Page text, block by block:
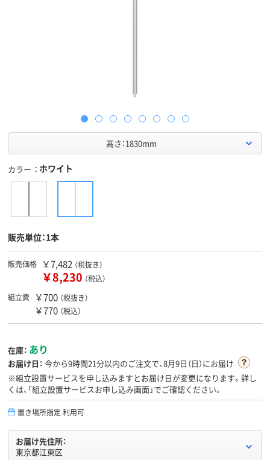
高さ：1830mm
カラー ホワイト
販売単位：1本
販売価格 ￥7,482 （税抜き）
￥8,230 （税込）
組立費
￥700 （税抜き）
￥770 （税込）
在庫： あり
お届け日： 今から9時間21分以内のご注文で、8月9日（日）にお届け
※組立設置サービスを申し込みますとお届け日が変更になります。詳し
くは、「組立設置サービスお申し込み画面」でご確認ください。
置き場所指定 利用可
お届け先住所：
東京都江東区